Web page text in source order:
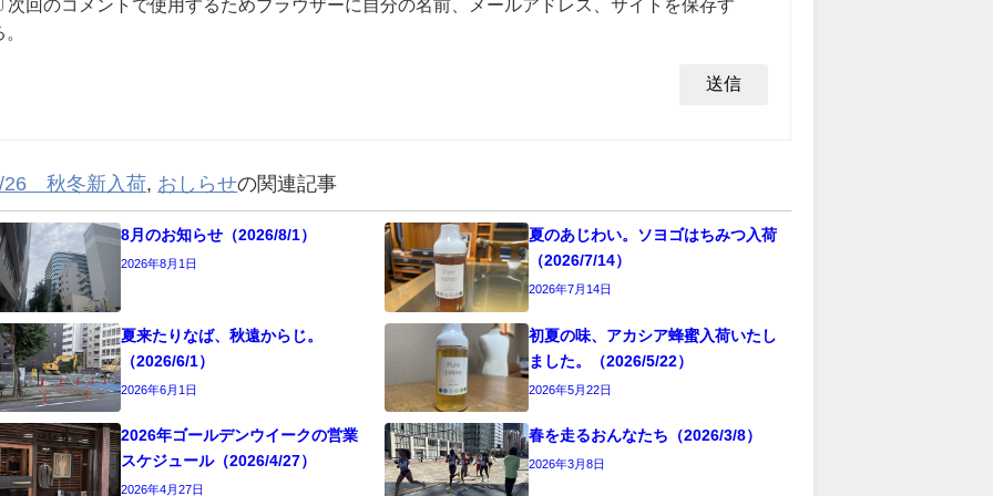
次回のコメントで使用するためブラウザーに自分の名前、メールアドレス、サイトを保存す
26 秋冬新入荷, おしらせの関連記事
8月のお知らせ（2026/8/1）
2026年8月1日
夏のあじわい。ソヨゴはちみつ入荷
（2026/7/14）
2026年7月14日
夏来たりなば、秋遠からじ。
（2026/6/1）
2026年6月1日
初夏の味、アカシア蜂蜜入荷いたし
ました。（2026/5/22）
2026年5月22日
2026年ゴールデンウイークの営業
スケジュール（2026/4/27）
2026年4月27日
春を走るおんなたち（2026/3/8）
2026年3月8日